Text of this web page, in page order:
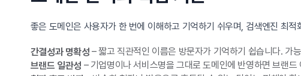
좋은 도메인은 사용자가 한 번에 이해하고 기억하기 쉬우며, 검색엔진 최
간결성과 명확성 – 짧고 직관적인 이름은 방문자가 기억하기 쉽습니다. 가
브랜드 일관성 – 기업명이나 서비스명을 그대로 도메인에 반영하면 브랜